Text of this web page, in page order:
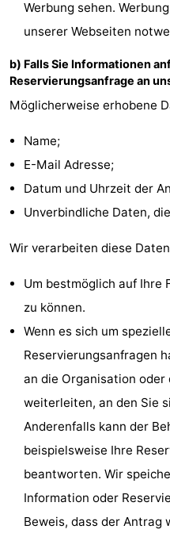
Actief
Praktisch
Forum
Route
-
Parken
Reisebuchshop
Medizin
Adressen
Region
Zeeland
Schouwen-
Duiveland
Renesse
Brouwershaven
Bruinisse
Zierikzee
Natur
Werbung sehen.
unserer Webseiten
b) Falls Sie Informationen
Reservierungsanfrage an
Möglicherweise erhobene
Name;
E-Mail Adresse;
Datum und Uhrzeit der
Unverbindliche Daten,
Wir verarbeiten diese
Um bestmöglich auf Ihre
zu können.
Wenn es sich um
Reservierungsanfragen
an die Organisation
weiterleiten, an den Sie
Anderenfalls kann der
beispielsweise Ihre
beantworten. Wir
Information oder
Beweis, dass der Antrag